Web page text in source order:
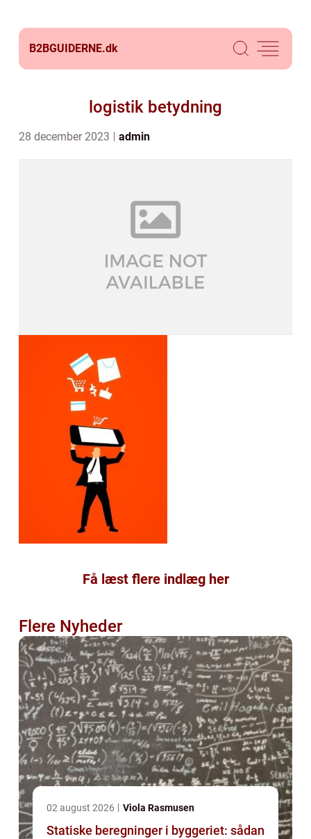
B2BGUIDERNE.dk
logistik betydning
28 december 2023 admin
Få læst flere indlæg her
Flere Nyheder
02 august 2026 Viola Rasmusen
Statiske beregninger i byggeriet: sådan